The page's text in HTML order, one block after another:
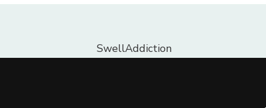
SwellAddiction